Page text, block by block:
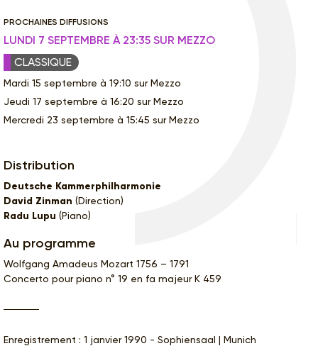
PROCHAINES DIFFUSIONS
LUNDI 7 SEPTEMBRE À 23:35 SUR MEZZO
CLASSIQUE
Mardi 15 septembre à 19:10 sur Mezzo
Jeudi 17 septembre à 16:20 sur Mezzo
Mercredi 23 septembre à 15:45 sur Mezzo
Distribution
Deutsche Kammerphilharmonie
David Zinman (Direction)
Radu Lupu (Piano)
Au programme
Wolfgang Amadeus Mozart 1756 – 1791
Concerto pour piano n° 19 en fa majeur K 459
Enregistrement : 1 janvier 1990 - Sophiensaal | Munich